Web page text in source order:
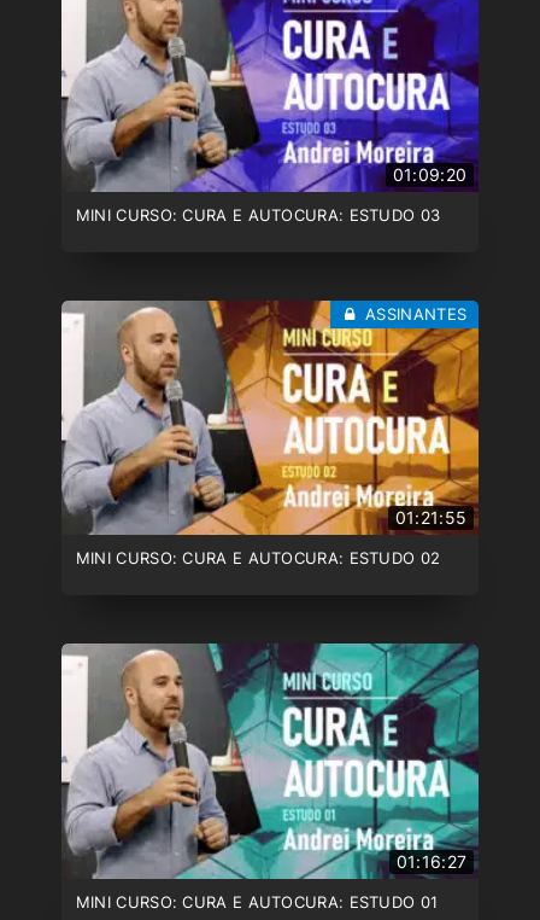
01:09:20
MINI CURSO: CURA E AUTOCURA: ESTUDO 03
01:21:55
MINI CURSO: CURA E AUTOCURA: ESTUDO 02
ASSINANTES
01:16:27
MINI CURSO: CURA E AUTOCURA: ESTUDO 01